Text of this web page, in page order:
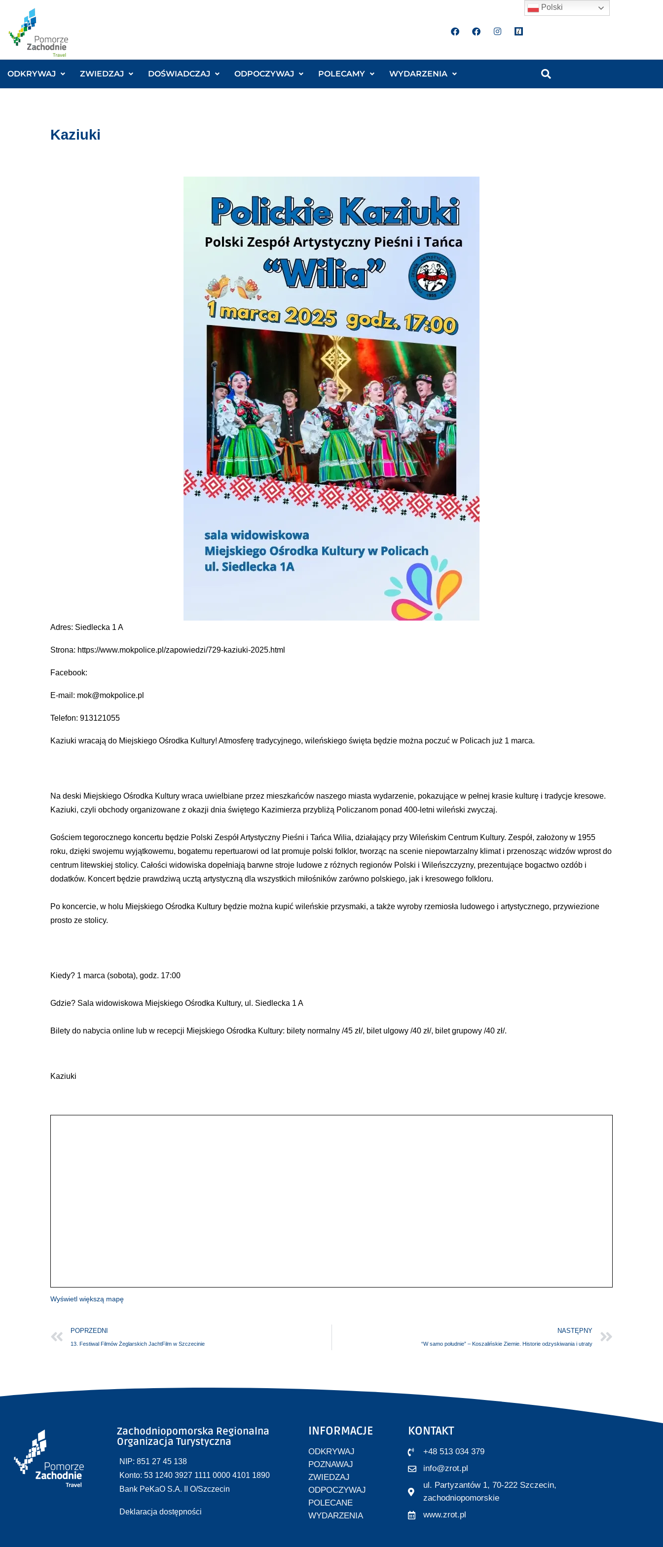
ODKRYWAJ ZWIEDZAJ DOŚWIADCZAJ ODPOCZYWAJ POLECAMY WYDARZENIA
Kaziuki
Adres: Siedlecka 1 A
Strona: https://www.mokpolice.pl/zapowiedzi/729-kaziuki-2025.html
Facebook:
E-mail: mok@mokpolice.pl
Telefon: 913121055
Kaziuki wracają do Miejskiego Ośrodka Kultury! Atmosferę tradycyjnego, wileńskiego święta będzie można poczuć w Policach już 1 marca.
Na deski Miejskiego Ośrodka Kultury wraca uwielbiane przez mieszkańców naszego miasta wydarzenie, pokazujące w pełnej krasie kulturę i tradycje kresowe.
Kaziuki, czyli obchody organizowane z okazji dnia świętego Kazimierza przybliżą Policzanom ponad 400-letni wileński zwyczaj.
Gościem tegorocznego koncertu będzie Polski Zespół Artystyczny Pieśni i Tańca Wilia, działający przy Wileńskim Centrum Kultury. Zespół, założony w 1955
roku, dzięki swojemu wyjątkowemu, bogatemu repertuarowi od lat promuje polski folklor, tworząc na scenie niepowtarzalny klimat i przenosząc widzów wprost do
centrum litewskiej stolicy. Całości widowiska dopełniają barwne stroje ludowe z różnych regionów Polski i Wileńszczyzny, prezentujące bogactwo ozdób i
dodatków. Koncert będzie prawdziwą ucztą artystyczną dla wszystkich miłośników zarówno polskiego, jak i kresowego folkloru.
Po koncercie, w holu Miejskiego Ośrodka Kultury będzie można kupić wileńskie przysmaki, a także wyroby rzemiosła ludowego i artystycznego, przywiezione
prosto ze stolicy.
Kiedy? 1 marca (sobota), godz. 17:00
Gdzie? Sala widowiskowa Miejskiego Ośrodka Kultury, ul. Siedlecka 1 A
Bilety do nabycia online lub w recepcji Miejskiego Ośrodka Kultury: bilety normalny /45 zł/, bilet ulgowy /40 zł/, bilet grupowy /40 zł/.
Kaziuki
Wyświetl większą mapę
POPRZEDNI
13. Festiwal Filmów Żeglarskich JachtFilm w Szczecinie
NASTĘPNY
“W samo południe” – Koszalińskie Ziemie. Historie odzyskiwania i utraty
Zachodniopomorska Regionalna
Organizacja Turystyczna
NIP: 851 27 45 138
Konto: 53 1240 3927 1111 0000 4101 1890
Bank PeKaO S.A. II O/Szczecin
Deklaracja dostępności
INFORMACJE
ODKRYWAJ
POZNAWAJ
ZWIEDZAJ
ODPOCZYWAJ
POLECANE
WYDARZENIA
KONTAKT
+48 513 034 379
info@zrot.pl
ul. Partyzantów 1, 70-222 Szczecin,
zachodniopomorskie
www.zrot.pl
Polski